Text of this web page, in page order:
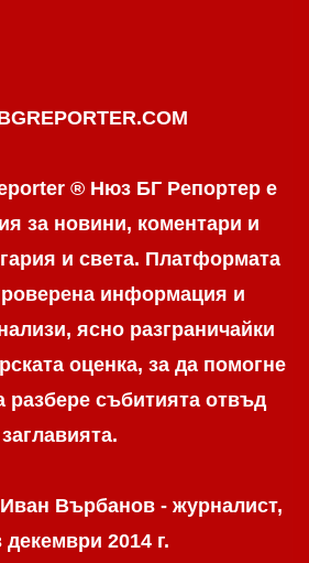
® Нюз БГ Репортер е
за новини, коментари и
и света. Платформата
информация и
ясно разграничaйки
оценка, за да помогне
разбере събитията отвъд
заглавията.
Върбанов - журналист,
декември 2014 г.